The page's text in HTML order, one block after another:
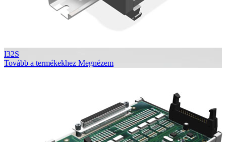
I32S
Tovább a termékekhez Megnézem